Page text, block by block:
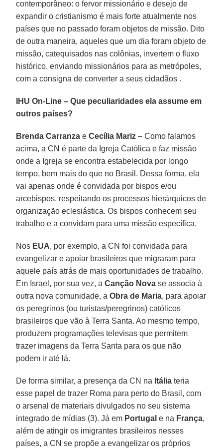
contemporâneo: o fervor missionário e desejo de
expandir o cristianismo é mais forte atualmente nos
países que no passado foram objetos de missão. Dito
de outra maneira, aqueles que um dia foram objeto de
missão, catequisados nas colônias, invertem o fluxo
histórico, enviando missionários para as metrópoles,
com a consigna de converter a seus cidadãos .
IHU On-Line – Que peculiaridades ela assume em
outros países?
Brenda Carranza eCecília Mariz – Como falamos
acima, a CN é parte da Igreja Católica e faz missão
onde a Igreja se encontra estabelecida por longo
tempo, bem mais do que no Brasil. Dessa forma, ela
vai apenas onde é convidada por bispos e/ou
arcebispos, respeitando os processos hierárquicos de
organização eclesiástica. Os bispos conhecem seu
trabalho e a convidam para uma missão específica.
Nos EUA, por exemplo, a CN foi convidada para
evangelizar e apoiar brasileiros que migraram para
aquele país atrás de mais oportunidades de trabalho.
Em Israel, por sua vez, aCanção Nova se associa à
outra nova comunidade, a Obra de Maria, para apoiar
os peregrinos (ou turistas/peregrinos) católicos
brasileiros que vão à Terra Santa. Ao mesmo tempo,
produzem programações televisas que permitem
trazer imagens da Terra Santa para os que não
podem ir até lá.
De forma similar, a presença da CN na Itália teria
esse papel de trazer Roma para perto do Brasil, com
o arsenal de materiais divulgados no seu sistema
integrado de mídias (3). Já em Portugal e na França,
além de atingir os imigrantes brasileiros nesses
países, a CN se propõe a evangelizar os próprios